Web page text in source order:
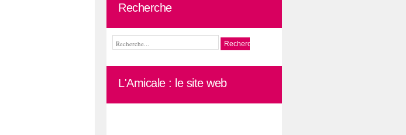
Recherche
L'Amicale : le site web